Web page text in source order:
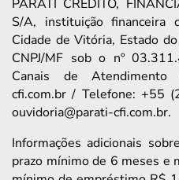
PARATI CRÉDITO,
S/A, instituição financeira
Cidade de Vitória, Estado
CNPJ/MF sob o nº
Canais de Atendimento
cfi.com.br / Telefone: +55
ouvidoria@parati-cfi.com.br.
Informações adicionais
prazo mínimo de 6 meses e